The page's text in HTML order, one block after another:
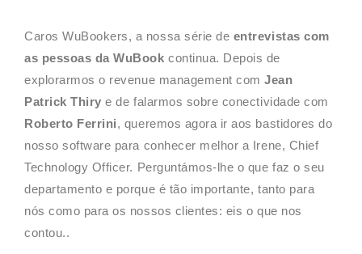
Caros WuBookers, a nossa série de entrevistas com
as pessoas da WuBook continua. Depois de
explorarmos o revenue management comJean
Patrick Thiry e de falarmos sobre conectividade com
Roberto Ferrini, queremos agora ir aos bastidores do
nosso software para conhecer melhor a Irene, Chief
Technology Officer. Perguntámos-lhe o que faz o seu
departamento e porque é tão importante, tanto para
nós como para os nossos clientes: eis o que nos
contou..